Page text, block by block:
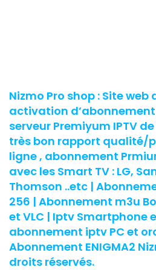
Nizmo Pro shop : Site web
activation d’abonnement
serveur Premiyum IPTV
très bon rapport qualité/
ligne , abonnement
avec les Smart TV : LG,
Thomson ..etc |
256 | Abonnement m3u
et VLC | Iptv Smartphone
abonnement iptv PC et
Abonnement ENIGMA2
droits réservés.